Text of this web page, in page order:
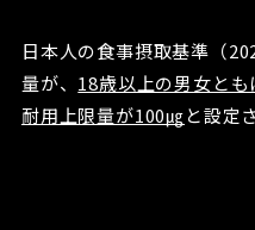
日本人の食事摂取基準（
量が、 18歳以上の男女とも
耐用上限量が100㎍と設定